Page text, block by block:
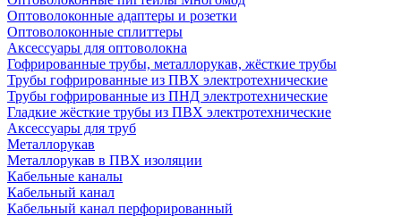
Оптоволоконные адаптеры и розетки
Оптоволоконные сплиттеры
Аксессуары для оптоволокна
Гофрированные трубы, металлорукав, жёсткие трубы
Трубы гофрированные из ПВХ электротехнические
Трубы гофрированные из ПНД электротехнические
Гладкие жёсткие трубы из ПВХ электротехнические
Аксессуары для труб
Металлорукав
Металлорукав в ПВХ изоляции
Кабельные каналы
Кабельный канал
Кабельный канал перфорированный